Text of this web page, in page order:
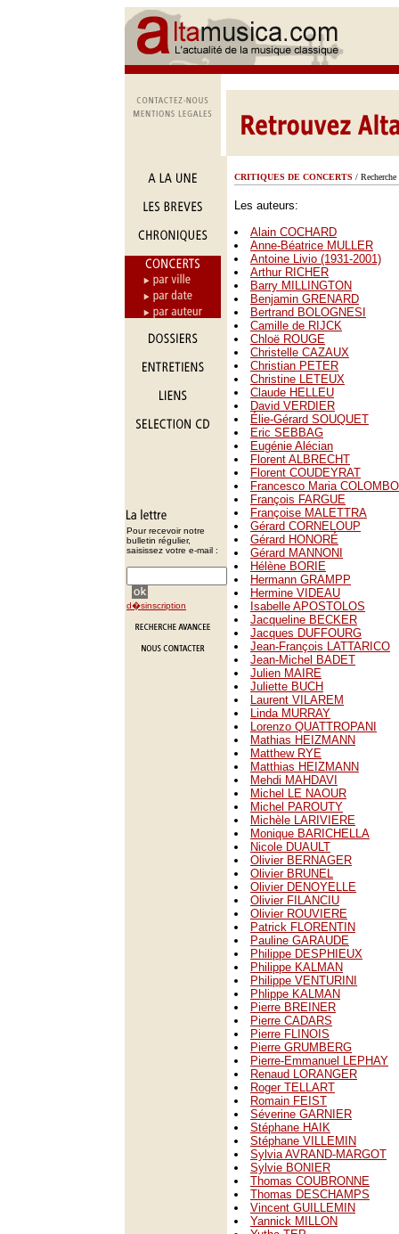
Pour recevoir notre
bulletin régulier,
saisissez votre e-mail :
d�sinscription
CRITIQUES DE CONCERTS / Recherche
Les auteurs:
Alain COCHARD
Anne-Béatrice MULLER
Antoine Livio (1931-2001)
Arthur RICHER
Barry MILLINGTON
Benjamin GRENARD
Bertrand BOLOGNESI
Camille de RIJCK
Chloë ROUGE
Christelle CAZAUX
Christian PETER
Christine LETEUX
Claude HELLEU
David VERDIER
Élie-Gérard SOUQUET
Eric SEBBAG
Eugénie Alécian
Florent ALBRECHT
Florent COUDEYRAT
Francesco Maria COLOMBO
François FARGUE
Françoise MALETTRA
Gérard CORNELOUP
Gérard HONORÉ
Gérard MANNONI
Hélène BORIE
Hermann GRAMPP
Hermine VIDEAU
Isabelle APOSTOLOS
Jacqueline BECKER
Jacques DUFFOURG
Jean-François LATTARICO
Jean-Michel BADET
Julien MAIRE
Juliette BUCH
Laurent VILAREM
Linda MURRAY
Lorenzo QUATTROPANI
Mathias HEIZMANN
Matthew RYE
Matthias HEIZMANN
Mehdi MAHDAVI
Michel LE NAOUR
Michel PAROUTY
Michèle LARIVIERE
Monique BARICHELLA
Nicole DUAULT
Olivier BERNAGER
Olivier BRUNEL
Olivier DENOYELLE
Olivier FILANCIU
Olivier ROUVIERE
Patrick FLORENTIN
Pauline GARAUDE
Philippe DESPHIEUX
Philippe KALMAN
Philippe VENTURINI
Phlippe KALMAN
Pierre BREINER
Pierre CADARS
Pierre FLINOIS
Pierre GRUMBERG
Pierre-Emmanuel LEPHAY
Renaud LORANGER
Roger TELLART
Romain FEIST
Séverine GARNIER
Stéphane HAIK
Stéphane VILLEMIN
Sylvia AVRAND-MARGOT
Sylvie BONIER
Thomas COUBRONNE
Thomas DESCHAMPS
Vincent GUILLEMIN
Yannick MILLON